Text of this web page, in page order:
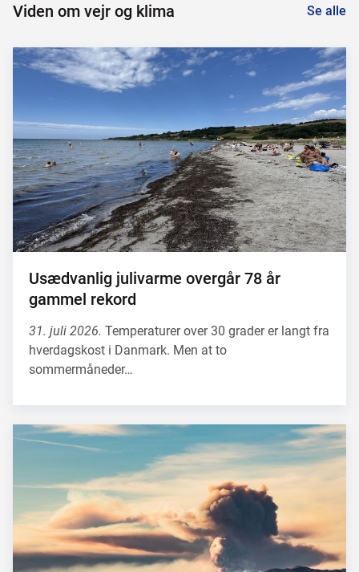
Viden om vejr og klima Se alle
Usædvanlig julivarme overgår 78 år
gammel rekord
31. juli 2026. Temperaturer over 30 grader er langt fra
hverdagskost i Danmark. Men at to
sommermåneder…